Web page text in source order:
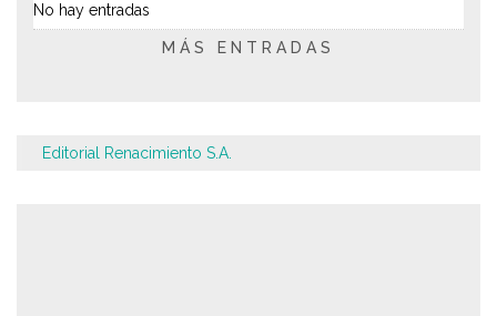
No hay entradas
MÁS ENTRADAS
Editorial Renacimiento S.A.